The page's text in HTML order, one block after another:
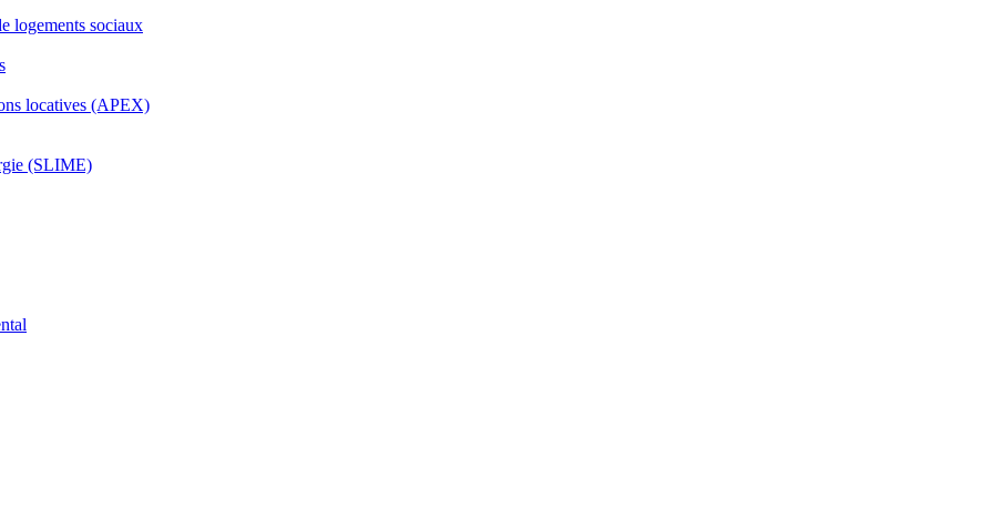
logements sociaux
locatives (APEX)
(SLIME)